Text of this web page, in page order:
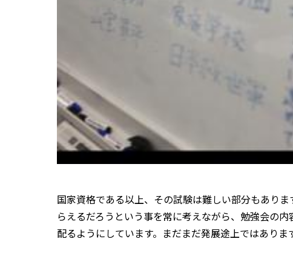
国家資格である以上、その試験は難しい部分もあり
らえるだろうという事を常に考えながら、勉強会の
配るようにしています。まだまだ発展途上ではあり